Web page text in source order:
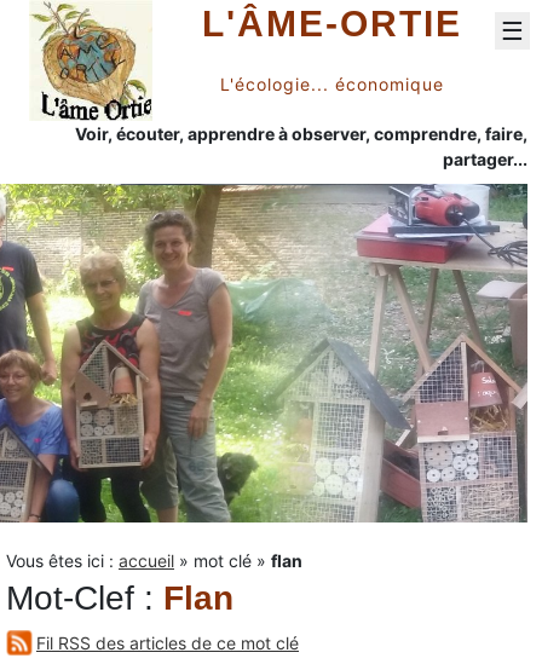
L'ÂME-ORTIE
L'écologie... économique
Voir, écouter, apprendre à observer, comprendre, faire,
partager...
☰
Vous êtes ici : accueil » mot clé » flan
Mot-Clef : Flan
Fil RSS des articles de ce mot clé